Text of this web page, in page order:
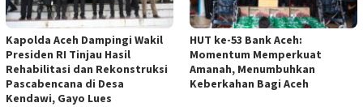
Kapolda Aceh Dampingi Wakil
Presiden RI Tinjau Hasil
Rehabilitasi dan Rekonstruksi
Pascabencana di Desa
Kendawi, Gayo Lues
HUT ke-53 Bank Aceh:
Momentum Memperkuat
Amanah, Menumbuhkan
Keberkahan Bagi Aceh